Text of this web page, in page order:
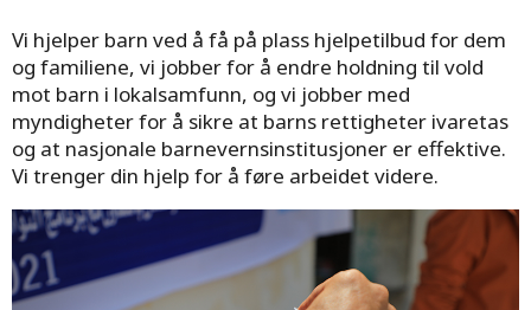
Vi hjelper barn ved å få på plass hjelpetilbud for dem
og familiene, vi jobber for å endre holdning til vold
mot barn i lokalsamfunn, og vi jobber med
myndigheter for å sikre at barns rettigheter ivaretas
og at nasjonale barnevernsinstitusjoner er effektive.
Vi trenger din hjelp for å føre arbeidet videre.